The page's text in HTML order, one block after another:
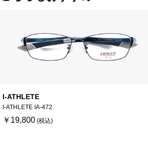
I-ATHLETE
I-ATHLETE IA-472
￥19,800